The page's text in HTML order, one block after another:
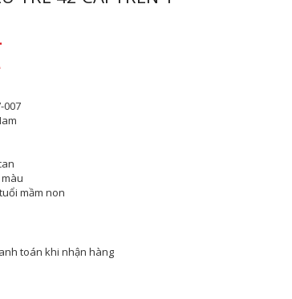
007
màu
mầm non
toán khi nhận hàng